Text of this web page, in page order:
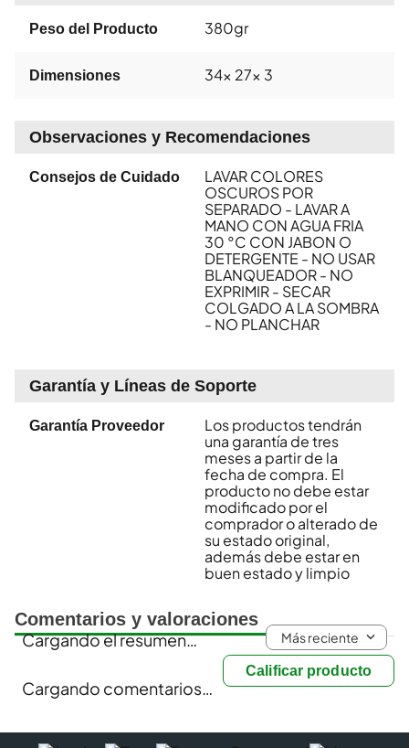
Peso del Producto 380gr
Dimensiones 34x 27x 3
Observaciones y Recomendaciones
Consejos de Cuidado
LAVAR COLORES
OSCUROS POR
SEPARADO - LAVAR A
MANO CON AGUA FRIA
30 °C CON JABON O
DETERGENTE - NO USAR
BLANQUEADOR - NO
EXPRIMIR - SECAR
COLGADO A LA SOMBRA
- NO PLANCHAR
Garantía y Líneas de Soporte
Garantía Proveedor
Los productos tendrán
una garantía de tres
meses a partir de la
fecha de compra. El
producto no debe estar
modificado por el
comprador o alterado de
su estado original,
además debe estar en
buen estado y limpio
Comentarios y valoraciones
Calificar producto
Cargando el resumen… Más reciente
Cargando comentarios…